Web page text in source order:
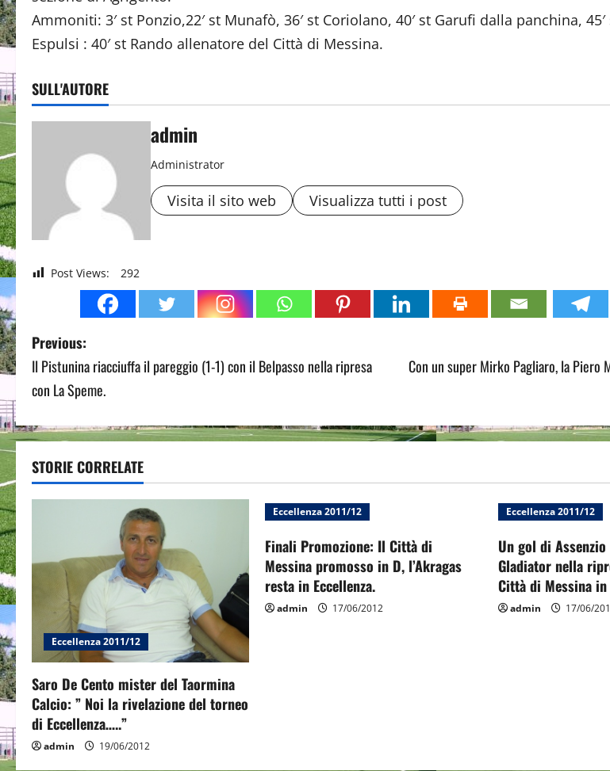
Ammoniti: 3′ st Ponzio,22′ st Munafò, 36′ st Coriolano, 40′ st Garufi dalla panchina,
Espulsi : 40′ st Rando allenatore del Città di Messina.
SULL'AUTORE
admin
Administrator
Visita il sito web Visualizza tutti i post
Post Views: 292
P
o
t
n
i
g
t
i
o
Previous:
Il Pistunina riacciuffa il pareggio (1-1) con il Belpasso nella ripresa
con La Speme.
Con un super Mirko Pagliaro, la Piero
STORIE CORRELATE
Eccellenza 2011/12
Saro De Cento mister del Taormina
Calcio: ” Noi la rivelazione del torneo
di Eccellenza…..”
admin 19/06/2012
Eccellenza 2011/12
Finali Promozione: Il Città di
Messina promosso in D, l’Akragas
resta in Eccellenza.
admin 17/06/2012
Eccellenza 2011/12
Un gol di
Gladiator nella
Città di Messina in
admin 17/06/